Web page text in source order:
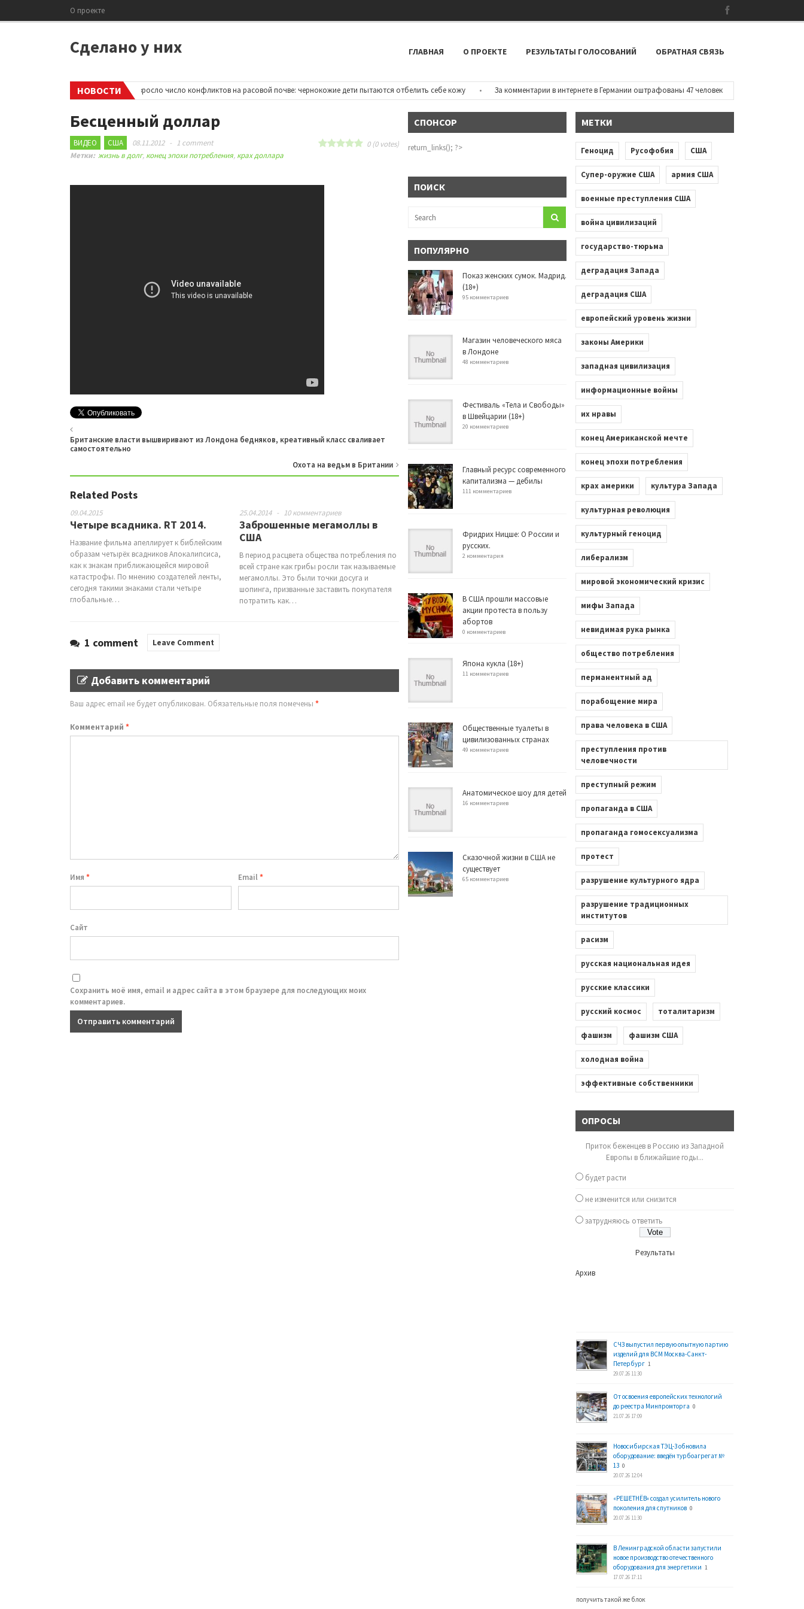
О проекте
Сделано у них ГЛАВНАЯ О ПРОЕКТЕ РЕЗУЛЬТАТЫ ГОЛОСОВАНИЙ ОБРАТНАЯ СВЯЗЬ
НОВОСТИ
В Великобритании резко возросло число конфликтов на расовой почве: чернокожие дети пытаются отбелить себе кожу • За комментарии в интернете в Германии оштрафованы 47 человек •
Бесценный доллар
ВИДЕО США 08.11.2012 - 1 comment 0(0votes)
Метки: жизнь в долг, конец эпохи потребления, крах доллара
Британские власти вышвиривают из Лондона бедняков, креативный класс сваливает
самостоятельно
Охота на ведьм в Британии
Related Posts
09.04.2015
Четыре всадника. RT 2014.
Название фильма апеллирует к библейским
образам четырёх всадников Апокалипсиса,
как к знакам приближающейся мировой
катастрофы. По мнению создателей ленты,
сегодня такими знаками стали четыре
глобальные…
25.04.2014 - 10 комментариев
Заброшенные мегамоллы в
США
В период расцвета общества потребления по
всей стране как грибы росли так называемые
мегамоллы. Это были точки досуга и
шопинга, призванные заставить покупателя
потратить как…
1 comment Leave Comment
Добавить комментарий
Ваш адрес email не будет опубликован. Обязательные поля помечены *
Комментарий *
Имя * Email*
Сайт
Сохранить моё имя, email и адрес сайта в этом браузере для последующих моих
комментариев.
СПОНСОР
return_links(); ?>
ПОИСК
ПОПУЛЯРНО
Показ женских сумок. Мадрид.
(18+)
95 комментариев
Магазин человеческого мяса
в Лондоне
48 комментариев
Фестиваль «Тела и Свободы»
в Швейцарии (18+)
20 комментариев
Главный ресурс современного
капитализма — дебилы
111 комментариев
Фридрих Ницше: О России и
русских.
2 комментария
В США прошли массовые
акции протеста в пользу
абортов
0 комментариев
Япона кукла (18+)
11 комментариев
Общественные туалеты в
цивилизованных странах
49 комментариев
Анатомическое шоу для детей
16 комментариев
Сказочной жизни в США не
существует
65 комментариев
МЕТКИ
Геноцид Русофобия США
Супер-оружие США армия США
военные преступления США
война цивилизаций
государство-тюрьма
деградация Запада
деградация США
европейский уровень жизни
законы Америки
западная цивилизация
информационные войны
их нравы
конец Американской мечте
конец эпохи потребления
крах америки культура Запада
культурная революция
культурный геноцид
либерализм
мировой экономический кризис
мифы Запада
невидимая рука рынка
общество потребления
перманентный ад
порабощение мира
права человека в США
преступления против
человечности
преступный режим
пропаганда в США
пропаганда гомосексуализма
протест
разрушение культурного ядра
разрушение традиционных
институтов
расизм
русская национальная идея
русские классики
русский космос тоталитаризм
фашизм фашизм США
холодная война
эффективные собственники
ОПРОСЫ
Приток беженцев в Россию из Западной
Европы в ближайшие годы...
будет расти
не изменится или снизится
затрудняюсь ответить
Результаты
Архив
СЧЗ выпустил первую опытную партию
изделий для ВСМ Москва-Санкт-
Петербург 1
29.07.26 11:30
От освоения европейских технологий
до реестра Минпромторга 0
21.07.26 17:09
Новосибирская ТЭЦ-3 обновила
оборудование: введён турбоагрегат №
13 0
20.07.26 12:04
«РЕШЕТНЁВ» создал усилитель нового
поколения для спутников 0
20.07.26 11:30
В Ленинградской области запустили
новое производство отечественного
оборудования для энергетики 1
17.07.26 17:11
получить такой же блок